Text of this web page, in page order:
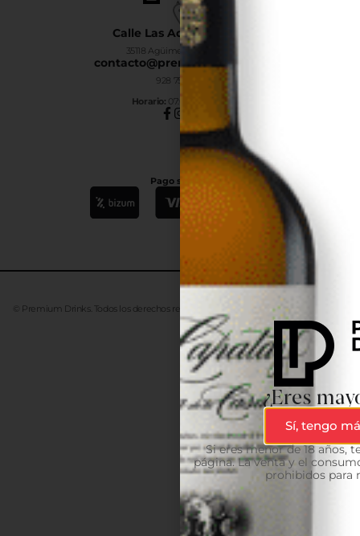
Calle Las Adelfas Nº6-B
35118 Agüimes, Las Palmas
contacto@premiumdrinks.es
928 754 363
Horario: 07:00h a 15:00h
Pago seguro
© Premium Drinks. Todos los derechos reservados. Desarrollado Advanze
¿Eres
Sí, tengo
Si eres menor de 18 años,
página. La venta y el
prohibidos para